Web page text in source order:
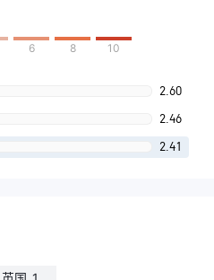
6 8 10
2.60
2.46
2.41